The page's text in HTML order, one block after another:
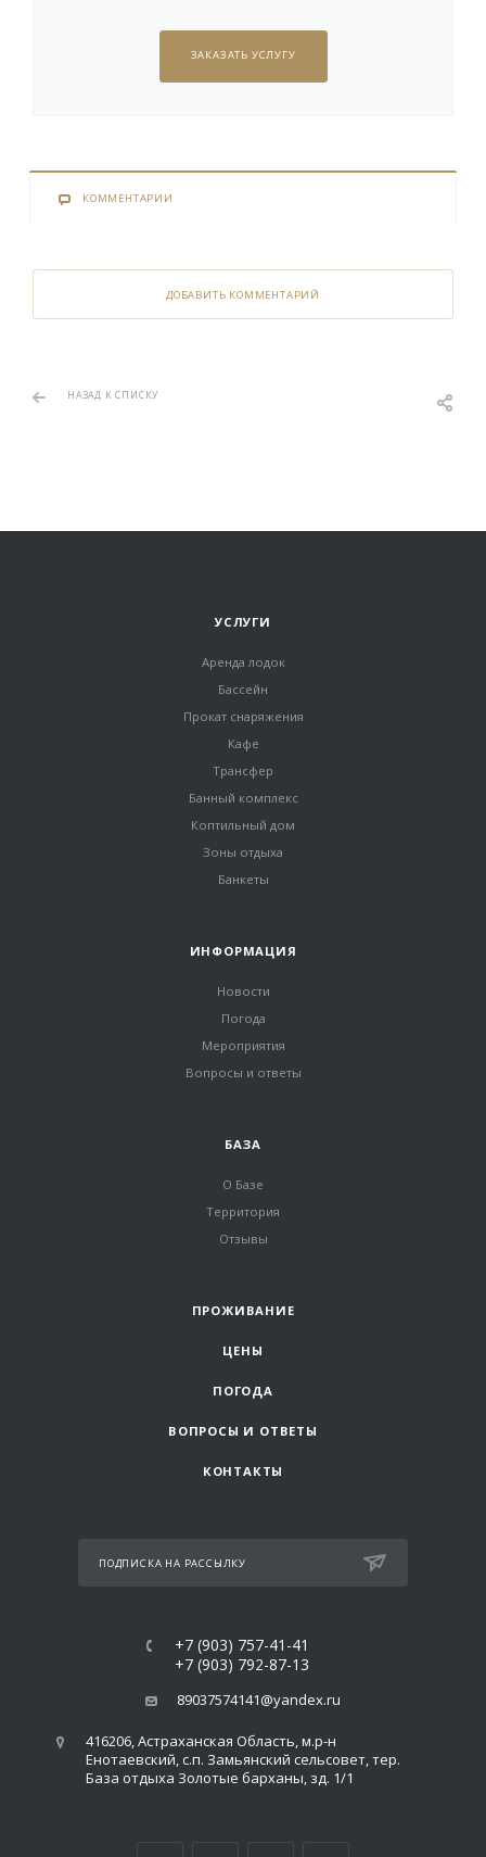
ЗАКАЗАТЬ УСЛУГУ
КОММЕНТАРИИ
ДОБАВИТЬ КОММЕНТАРИЙ
НАЗАД К СПИСКУ
УСЛУГИ
Аренда лодок
Бассейн
Прокат снаряжения
Кафе
Трансфер
Банный комплекс
Коптильный дом
Зоны отдыха
Банкеты
ИНФОРМАЦИЯ
Новости
Погода
Мероприятия
Вопросы и ответы
БАЗА
О Базе
Территория
Отзывы
ПРОЖИВАНИЕ
ЦЕНЫ
ПОГОДА
ВОПРОСЫ И ОТВЕТЫ
КОНТАКТЫ
ПОДПИСКА НА РАССЫЛКУ
+7 (903) 757-41-41
+7 (903) 792-87-13
89037574141@yandex.ru
416206, Астраханская Область, м.р-н
Енотаевский, с.п. Замьянский сельсовет, тер.
База отдыха Золотые барханы, зд. 1/1